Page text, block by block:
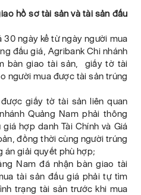
hồ sơ tài sản và tài sản đấu
30 ngày kể từ ngày người mua
đấu giá, Agribank Chi nhánh
bàn giao tài sản, giấy tờ tài
người mua được tài sản trúng
giấy tờ tài sản liên quan
Quảng Nam phải thông
hợp danh Tài Chính và Giá
đồng thời cùng người trúng
án giải quyết phù hợp;
Nam đã nhận bàn giao tài
tài sản đấu giá phải tự tìm
trạng tài sản trước khi mua